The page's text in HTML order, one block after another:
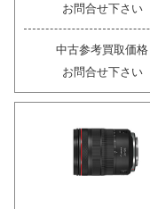
お問合せ下さい
中古参考買取価格
お問合せ下さい